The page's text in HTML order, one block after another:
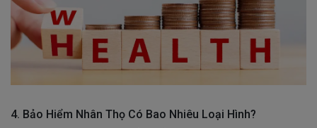
4. Bảo Hiểm Nhân Thọ Có Bao Nhiêu Loại Hình?